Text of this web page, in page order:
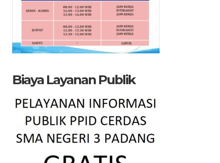
Biaya Layanan Publik